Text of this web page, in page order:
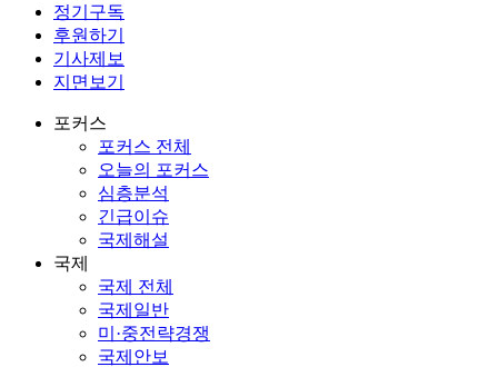
정기구독
후원하기
기사제보
지면보기
포커스
포커스 전체
오늘의 포커스
심층분석
긴급이슈
국제해설
국제
국제 전체
국제일반
미·중전략경쟁
국제안보